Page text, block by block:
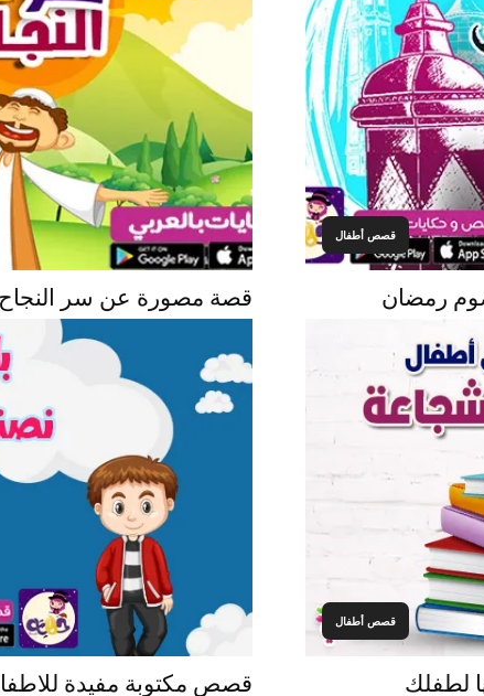
قصص أطفال
رمضان قصة مصورة عن سر
قصص أطفال
لطفلك قصص مكتوبة مفيدة